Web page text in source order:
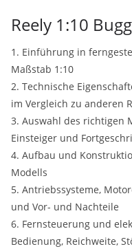
Reely 1:10
1. Einführung in
Maßstab 1:10
2. Technische
im Vergleich zu anderen
3. Auswahl des richtigen
Einsteiger und
4. Aufbau und
Modells
5. Antriebssysteme,
und Vor- und Nachteile
6. Fernsteuerung und
Bedienung, Reichweite,